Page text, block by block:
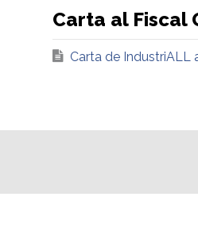
Carta al Fiscal
Carta de IndustriALL